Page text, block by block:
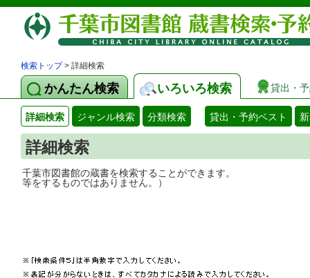
検索トップ> 詳細検索
かんたん検索 いろいろ検索 貸出・
詳細検索 ジャンル検索 分類検索 貸出・予約ベスト
詳細検索
千葉市図書館の蔵書を検索することがで
等をするものではありません。）